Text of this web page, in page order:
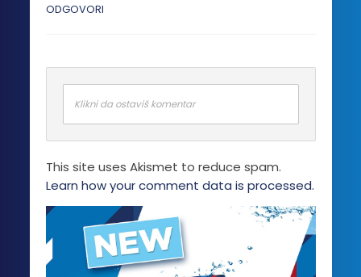
ODGOVORI
Klikni da ostaviš komentar
This site uses Akismet to reduce spam.
Learn how your comment data is processed.